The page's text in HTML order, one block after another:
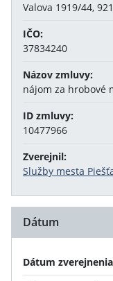
Valova 1919/44,
IČO:
37834240
Názov zmluvy:
nájom za hrobové
ID zmluvy:
10477966
Zverejnil:
Služby mesta
Dátum
Dátum